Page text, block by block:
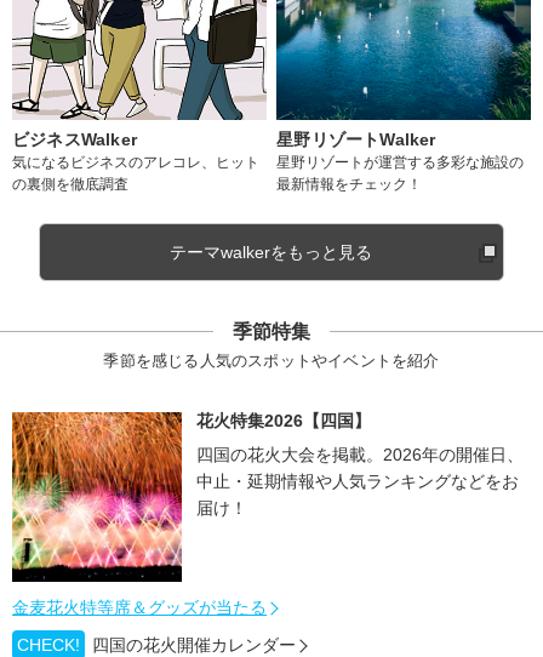
ビジネスWalker
気になるビジネスのアレコレ、ヒット
の裏側を徹底調査
星野リゾートWalker
星野リゾートが運営する多彩な施設の
最新情報をチェック！
テーマwalkerをもっと見る
季節特集
季節を感じる人気のスポットやイベントを紹介
花火特集2026【四国】
四国の花火大会を掲載。2026年の開催日、
中止・延期情報や人気ランキングなどをお
届け！
金麦花火特等席＆グッズが当たる
CHECK!
四国の花火開催カレンダー